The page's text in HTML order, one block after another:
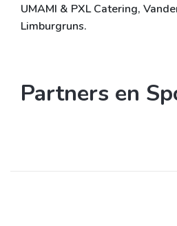
UMAMI & PXL Catering,
Limburgruns.
Partners en